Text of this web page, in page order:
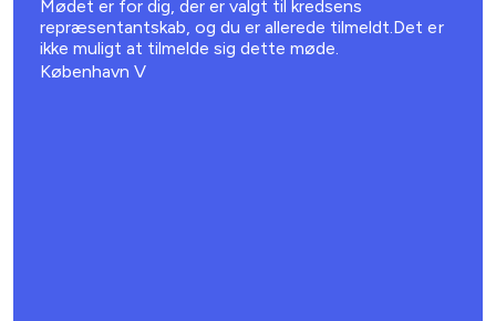
Mødet er for dig, der er valgt til kredsens
repræsentantskab, og du er allerede tilmeldt.Det er
ikke muligt at tilmelde sig dette møde.
København V